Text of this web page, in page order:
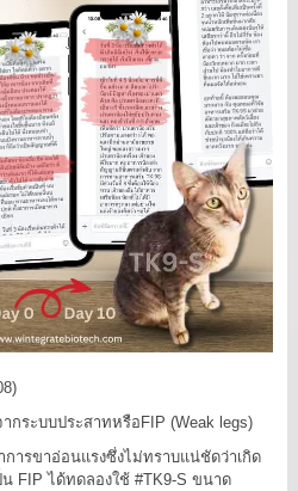
กระบบประสาทหรือFIP (Weak legs)
ารขาอ่อนแรงซึ่งไม่ทราบแน่ชัดว่าเกิด
FIP ได้ทดลองใช้ #TK9-S ขนาด